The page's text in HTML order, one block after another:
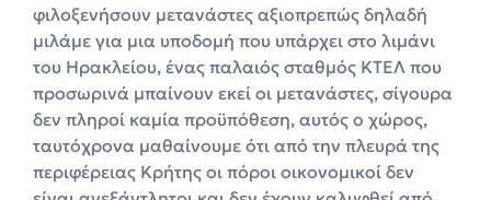
φιλοξενήσουν μετανάστες αξιοπρεπώς δηλαδή
μιλάμε για μια υποδομή που υπάρχει στο λιμάνι
του Ηρακλείου, ένας παλαιός σταθμός ΚΤΕΛ που
προσωρινά μπαίνουν εκεί οι μετανάστες, σίγουρα
δεν πληροί καμία προϋπόθεση, αυτός ο χώρος,
ταυτόχρονα μαθαίνουμε ότι από την πλευρά της
περιφέρειας Κρήτης οι πόροι οικονομικοί δεν